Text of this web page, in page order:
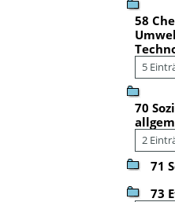
58
5
70
2
71
73